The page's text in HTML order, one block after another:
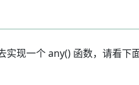
现一个 any() 函数，请看下面